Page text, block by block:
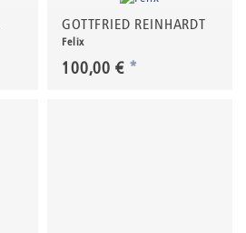
GOTTFRIED REINHARDT
Felix
100,00 € *